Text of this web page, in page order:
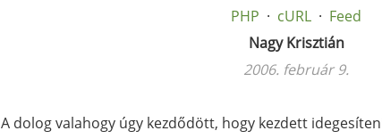
PHP
cURL
Feed
Nagy Krisztián
2006. február 9.
A dolog valahogy úgy kezdődött, hogy kezdett